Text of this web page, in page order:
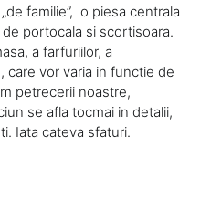
familie”, o piesa centrala
portocala si scortisoara.
a farfuriilor, a
care vor varia in functie de
petrecerii noastre,
se afla tocmai in detalii,
Iata cateva sfaturi.